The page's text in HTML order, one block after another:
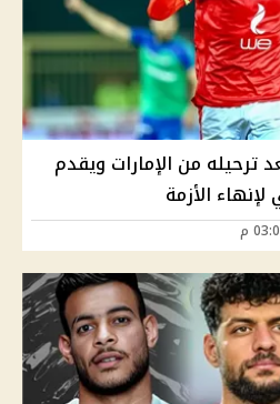
ترحيله من الإمارات ويقدم
الأزمة